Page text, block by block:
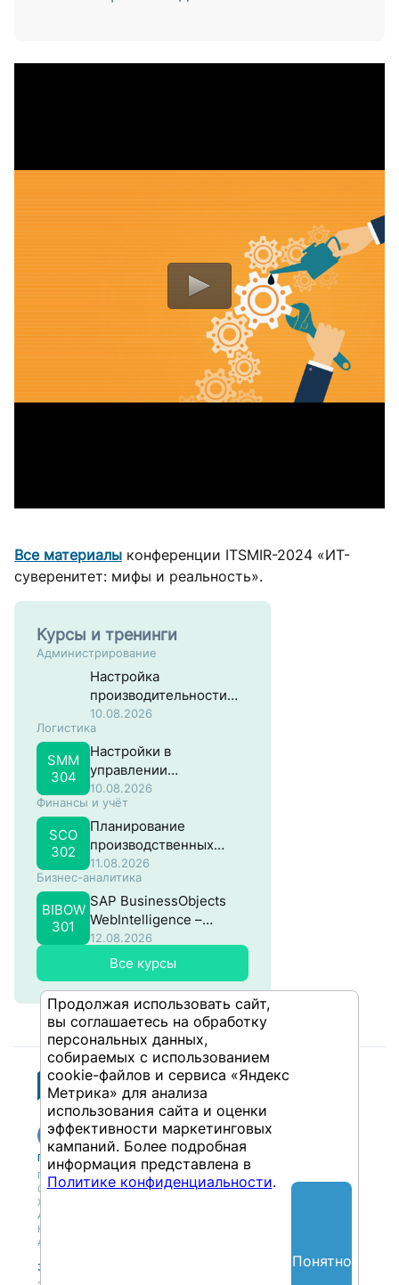
Все материалы конференции ITSMIR-2024 «ИТ-
суверенитет: мифы и реальность».
Курсы и тренинги
Администрирование
Настройка
производительности
систем на основе SAP
NW ABAP
10.08.2026
Логистика
SMM
304
Настройки в
управлении
материальными
потоками в SAP
10.08.2026
Финансы и учёт
SCO
302
Планирование
производственных
затрат в SAP
11.08.2026
Бизнес-аналитика
BIBOW
301
SAP BusinessObjects
WebIntelligence –
Продвинутый
12.08.2026
Все курсы
Публикации
Публикации
Обсуждения
Журнал
Антологии
Колонки
Авторы
Выбрать обучение
Экспертная сеть Партнерская сеть
Продолжая использовать сайт,
вы соглашаетесь на обработку
персональных данных,
собираемых с использованием
cookie-файлов и сервиса «Яндекс
Метрика» для анализа
использования сайта и оценки
эффективности маркетинговых
кампаний. Более подробная
информация представлена в
Политике конфиденциальности.
Понятно